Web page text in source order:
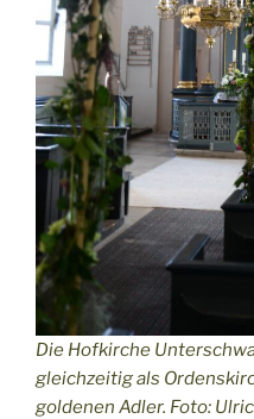
Die Hofkirche
gleichzeitig als
goldenen Adler. Foto: